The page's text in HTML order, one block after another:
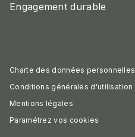
Engagement durable
Charte des données personnelles
Conditions générales d'utilisation
Mentions légales
Paramétrez vos cookies